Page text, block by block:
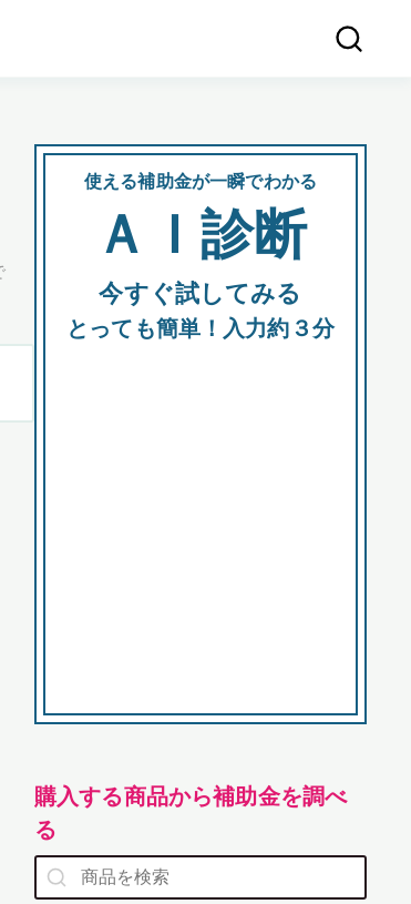
使える補助金が一瞬でわかる
ＡＩ診断
今すぐ試してみる
とっても簡単！入力約３分
購入する商品から補助金を調べ
る